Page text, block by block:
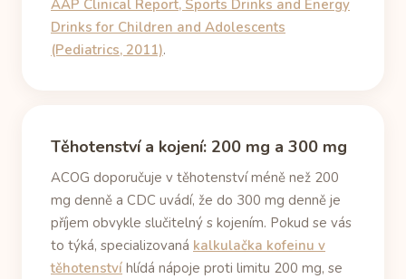
AAP Clinical Report, Sports Drinks and Energy
Drinks for Children and Adolescents
(Pediatrics, 2011).
Těhotenství a kojení: 200 mg a 300 mg
ACOG doporučuje v těhotenství méně než 200
mg denně a CDC uvádí, že do 300 mg denně je
příjem obvykle slučitelný s kojením. Pokud se vás
to týká, specializovaná kalkulačka kofeinu v
těhotenství hlídá nápoje proti limitu 200 mg, se